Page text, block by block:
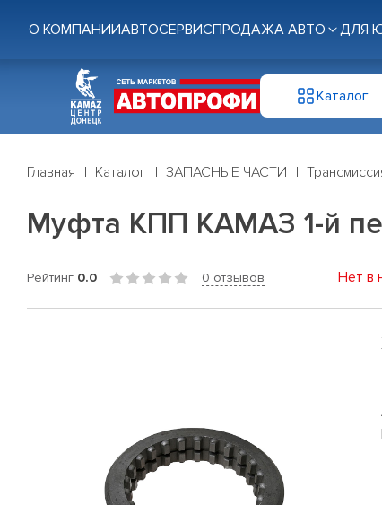
О КОМПАНИИАВТОСЕРВИСПРОДАЖА АВТО ДЛЯ
Каталог
Главная Каталог ЗАПАСНЫЕ ЧАСТИ
Муфта КПП КАМАЗ 1-й
Рейтинг 0.0 0 отзывов Нет в